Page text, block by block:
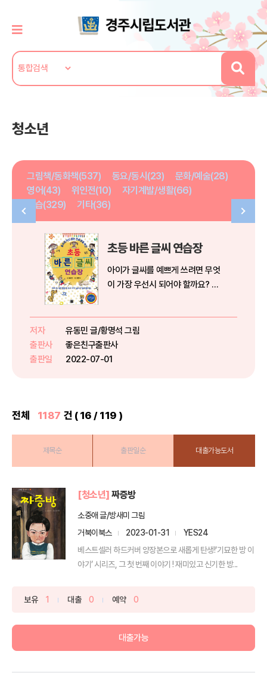
청소년
그림책/동화책(537) 동요/동시(23)
문화/예술(28)
영어(43)
위인전(10)
자기계발/생활(66)
학습(329)
기타(36)
초등 바른 글씨 연습장
아이가 글씨를 예쁘게 쓰려면 무엇
이 가장 우선시 되어야 할까요? 그
운 글씨도 가지지 못합니다. 글씨를
예쁘게 만들어준다는 책들의 거의
대다수는 아이에게 그저 쓰는 것
저자
유동민 글/황명석 그림
출판사
좋은친구출판사
출판일
2022-07-01
전체 1187 건 ( 16 / 119 )
제목순 출판일순 대출가능도서
[청소년] 짜증방
소중애 글/방새미 그림
거북이북스
2023-01-31
YES24
베스트셀러 하드커버 양장본으로 새롭게 탄생!‘기묘한 방 이
야기’ 시리즈, 그 첫 번째 이야기 ! 재미있고 신기한 방...
보유 1 대출 0 예약 0
대출가능